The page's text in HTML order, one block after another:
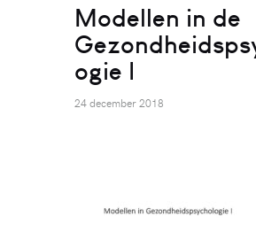
Modellen in de
ogie I
24 december 2018